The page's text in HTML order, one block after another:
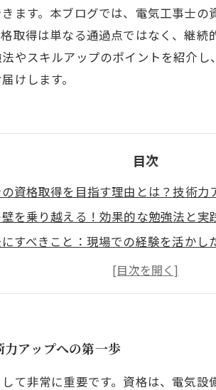
ます。本ブログでは、電気工事士
取得は単なる通過点ではなく、継続
やスキルアップのポイントを紹介
けします。
目次
資格取得を目指す理由とは？技術力
を乗り越える！効果的な勉強法と実
すべきこと：現場での経験を活かし
びがキャリアを変える！高難度業務へ
ョナル電気工事士としての未来：
で信頼を得るために必要な資格と技
アップへの第一歩
て非常に重要です。資格は、電気